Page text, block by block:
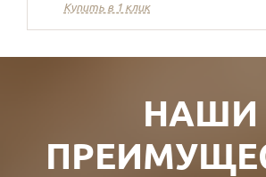
Купить в 1 клик
НАШИ